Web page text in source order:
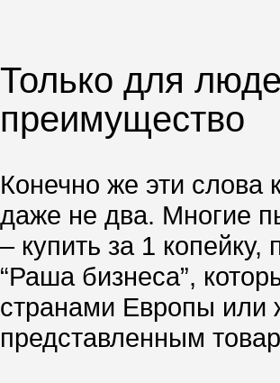
Только для
преимущество
Конечно же эти слова
даже не два. Многие
– купить за 1
“Раша бизнеса”,
странами Европы или
представленным